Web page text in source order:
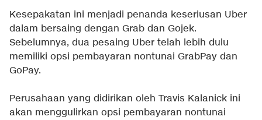
Kesepakatan ini menjadi penanda keseriusan Uber
dalam bersaing dengan Grab dan Gojek.
Sebelumnya, dua pesaing Uber telah lebih dulu
memiliki opsi pembayaran nontunai GrabPay dan
GoPay.
Perusahaan yang didirikan oleh Travis Kalanick ini
akan menggulirkan opsi pembayaran nontunai